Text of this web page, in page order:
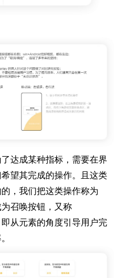
达成某种指标，需要在界
望其完成的操作。且这类
，我们把这类操作称为
为召唤按钮，又称
从元素的角度引导用户完